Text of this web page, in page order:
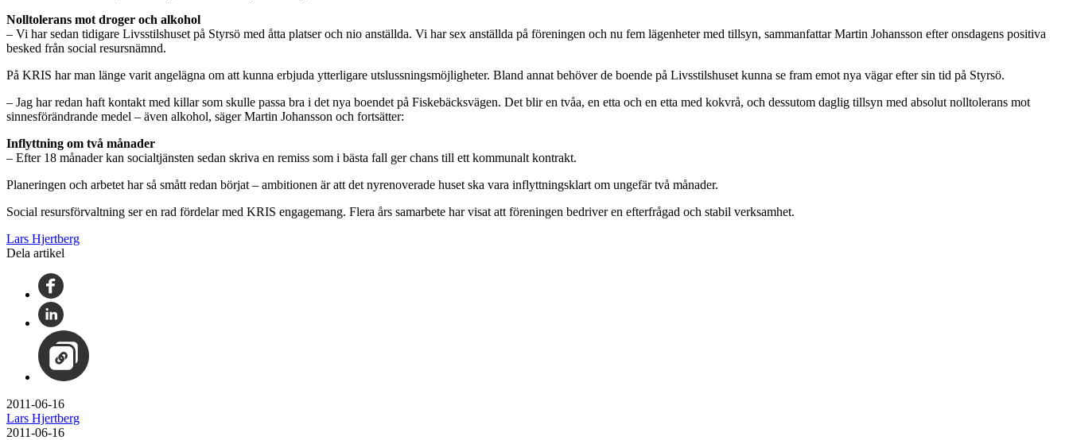
Nolltolerans mot droger och alkohol
– Vi har sedan tidigare Livsstilshuset på Styrsö med åtta platser och nio anställda. Vi har sex anställda på föreningen och nu fem lägenheter med tillsyn, sammanfattar Martin Johansson efter onsdagens positiva
besked från social resursnämnd.
På KRIS har man länge varit angelägna om att kunna erbjuda ytterligare utslussningsmöjligheter. Bland annat behöver de boende på Livsstilshuset kunna se fram emot nya vägar efter sin tid på Styrsö.
– Jag har redan haft kontakt med killar som skulle passa bra i det nya boendet på Fiskebäcksvägen. Det blir en tvåa, en etta och en etta med kokvrå, och dessutom daglig tillsyn med absolut nolltolerans mot
sinnesförändrande medel – även alkohol, säger Martin Johansson och fortsätter:
Inflyttning om två månader
– Efter 18 månader kan socialtjänsten sedan skriva en remiss som i bästa fall ger chans till ett kommunalt kontrakt.
Planeringen och arbetet har så smått redan börjat – ambitionen är att det nyrenoverade huset ska vara inflyttningsklart om ungefär två månader.
Social resursförvaltning ser en rad fördelar med KRIS engagemang. Flera års samarbete har visat att föreningen bedriver en efterfrågad och stabil verksamhet.
Lars Hjertberg
Dela artikel
2011-06-16
Lars Hjertberg
2011-06-16